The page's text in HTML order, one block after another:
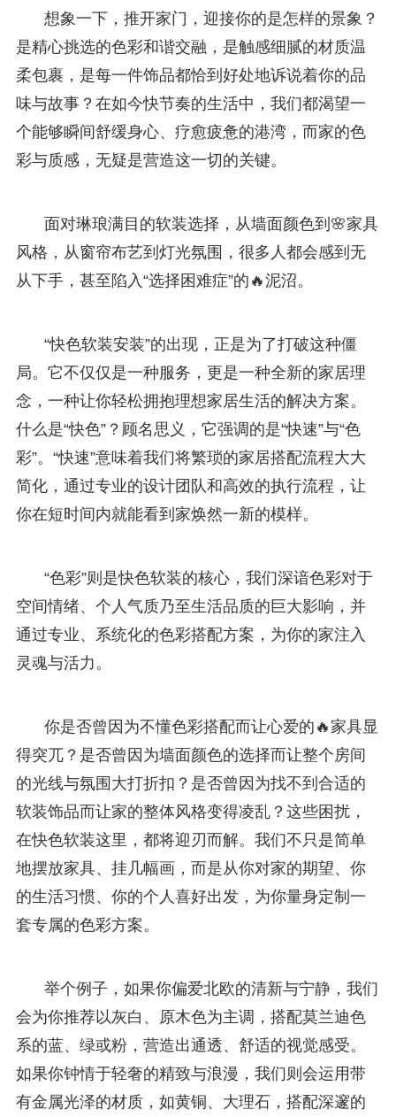
想象一下，推开家门，迎接你的是怎样的景象？
是精心挑选的色彩和谐交融，是触感细腻的材质温
柔包裹，是每一件饰品都恰到好处地诉说着你的品
味与故事？在如今快节奏的生活中，我们都渴望一
个能够瞬间舒缓身心、疗愈疲惫的港湾，而家的色
彩与质感，无疑是营造这一切的关键。
面对琳琅满目的软装选择，从墙面颜色到🌸家具
风格，从窗帘布艺到灯光氛围，很多人都会感到无
从下手，甚至陷入“选择困难症”的🔥泥沼。
“快色软装安装”的出现，正是为了打破这种僵
局。它不仅仅是一种服务，更是一种全新的家居理
念，一种让你轻松拥抱理想家居生活的解决方案。
什么是“快色”？顾名思义，它强调的是“快速”与“色
彩”。“快速”意味着我们将繁琐的家居搭配流程大大
简化，通过专业的设计团队和高效的执行流程，让
你在短时间内就能看到家焕然一新的模样。
“色彩”则是快色软装的核心，我们深谙色彩对于
空间情绪、个人气质乃至生活品质的巨大影响，并
通过专业、系统化的色彩搭配方案，为你的家注入
灵魂与活力。
你是否曾因为不懂色彩搭配而让心爱的🔥家具显
得突兀？是否曾因为墙面颜色的选择而让整个房间
的光线与氛围大打折扣？是否曾因为找不到合适的
软装饰品而让家的整体风格变得凌乱？这些困扰，
在快色软装这里，都将迎刃而解。我们不只是简单
地摆放家具、挂几幅画，而是从你对家的期望、你
的生活习惯、你的个人喜好出发，为你量身定制一
套专属的色彩方案。
举个例子，如果你偏爱北欧的清新与宁静，我们
会为你推荐以灰白、原木色为主调，搭配莫兰迪色
系的蓝、绿或粉，营造出通透、舒适的视觉感受。
如果你钟情于轻奢的精致与浪漫，我们则会运用带
有金属光泽的材质，如黄铜、大理石，搭配深邃的